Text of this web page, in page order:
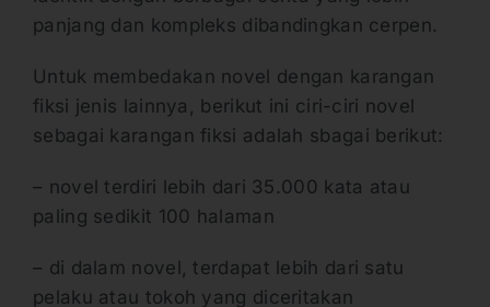
panjang dan kompleks dibandingkan cerpen.
Untuk membedakan novel dengan karangan
fiksi jenis lainnya, berikut ini ciri-ciri novel
sebagai karangan fiksi adalah sbagai berikut:
– novel terdiri lebih dari 35.000 kata atau
paling sedikit 100 halaman
– di dalam novel, terdapat lebih dari satu
pelaku atau tokoh yang diceritakan